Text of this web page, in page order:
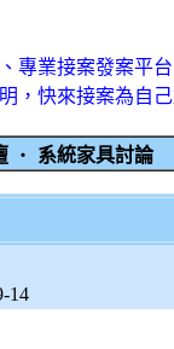
專業接案發案平台
，快來接案為自
‧ 系統家具討論
14